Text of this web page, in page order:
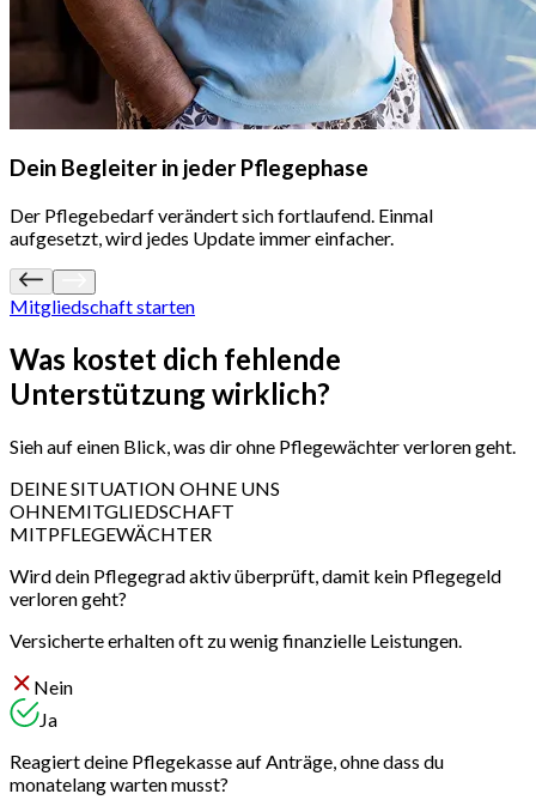
Dein Begleiter in jeder Pflegephase
Der Pflegebedarf verändert sich fortlaufend. Einmal
aufgesetzt, wird jedes Update immer einfacher.
Mitgliedschaft starten
Was kostet dich fehlende
Unterstützung wirklich?
Sieh auf einen Blick, was dir ohne Pflegewächter verloren geht.
DEINE SITUATION OHNE UNS
OHNEMITGLIEDSCHAFT
MITPFLEGEWÄCHTER
Wird dein Pflegegrad aktiv überprüft, damit kein Pflegegeld
verloren geht?
Versicherte erhalten oft zu wenig finanzielle Leistungen.
Nein
Ja
Reagiert deine Pflegekasse auf Anträge, ohne dass du
monatelang warten musst?